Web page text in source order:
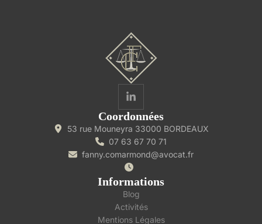
Coordonnées
53 rue Mouneyra 33000 BORDEAUX
07 63 67 70 71
fanny.comarmond@avocat.fr
Informations
Blog
Activités
Mentions Légales